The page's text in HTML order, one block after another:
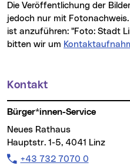
Die Veröffentlichung der Bilder ist für Medien honorarfrei,
jedoch nur mit
ist anzuführen: "Foto: Stadt
bitten wir um
Weitere
Kontakt
Bürger*innen-Service
Neues Rathaus
Hauptstr. 1-5, 4041 Linz
Telefon:
+43 732 7070 0